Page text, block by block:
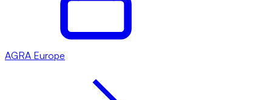
AGRA Europe